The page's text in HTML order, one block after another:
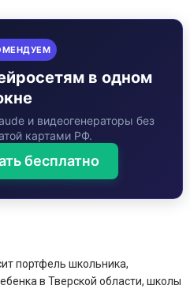
в одном
и видеогенераторы без
картами РФ.
бесплатно
портфель школьника,
в Тверской области,школы